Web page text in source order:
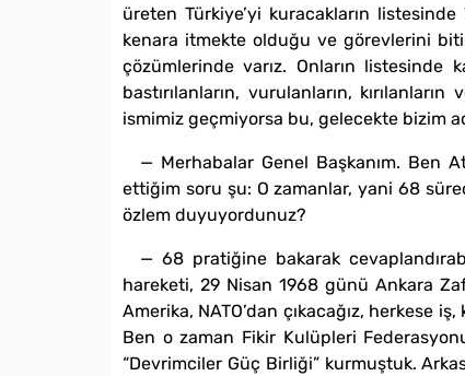
üreten Türkiye’yi kuracakların
kenara itmekte olduğu ve görevlerini
çözümlerinde varız. Onların listesinde
bastırılanların, vurulanların,
ismimiz geçmiyorsa bu, gelecekte bizim
— Merhabalar Genel Başkanım. Ben
ettiğim soru şu: O zamanlar, yani 68
özlem duyuyordunuz?
— 68 pratiğine bakarak
hareketi, 29 Nisan 1968 günü Ankara
Amerika, NATO’dan çıkacağız, herkese
Ben o zaman Fikir Kulüpleri
“Devrimciler Güç Birliği” kurmuştuk.